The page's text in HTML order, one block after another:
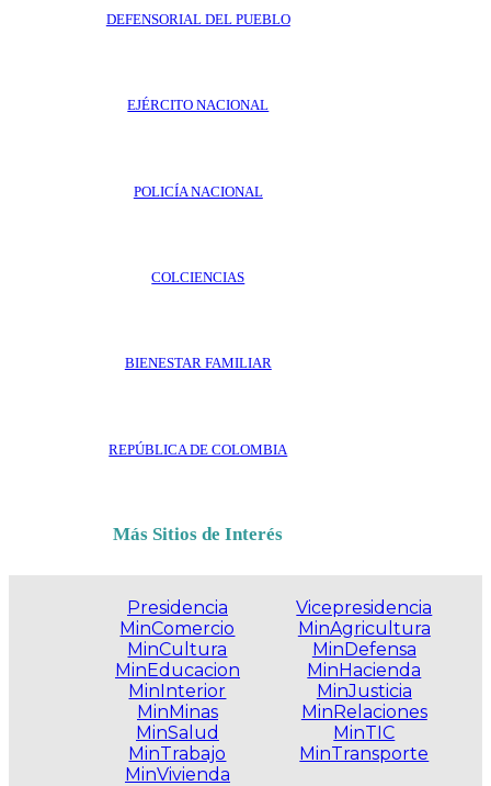
DEFENSORIAL DEL PUEBLO
EJÉRCITO NACIONAL
POLICÍA NACIONAL
COLCIENCIAS
BIENESTAR FAMILIAR
REPÚBLICA DE COLOMBIA
Más Sitios de Interés
Presidencia
MinComercio
MinCultura
MinEducacion
MinInterior
MinMinas
MinSalud
MinTrabajo
MinVivienda
Vicepresidencia
MinAgricultura
MinDefensa
MinHacienda
MinJusticia
MinRelaciones
MinTIC
MinTransporte